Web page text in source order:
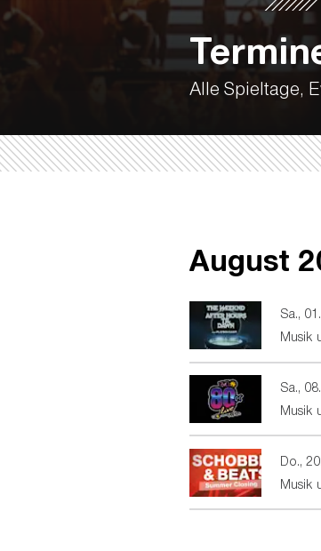
Alle Spieltage,
August
Sa.,
Musik
Sa.,
Musik
Do.,
Musik